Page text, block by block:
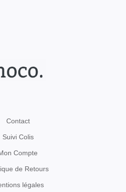
Contact
Suivi Colis
Compte
de Retours
légales